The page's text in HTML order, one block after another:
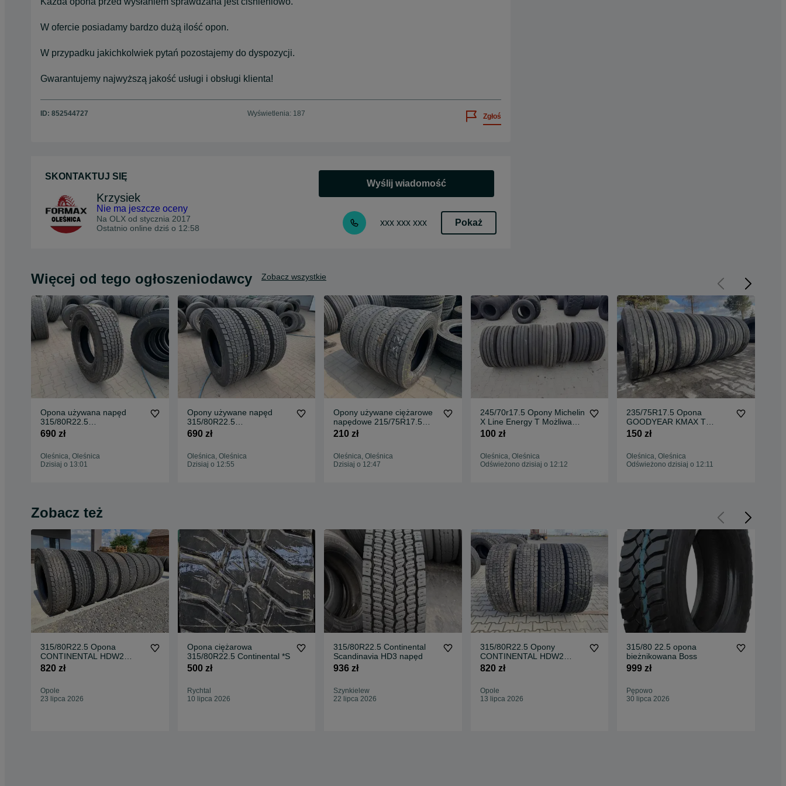
W ofercie posiadamy bardzo dużą ilość opon.
W przypadku jakichkolwiek pytań pozostajemy do dyspozycji.
Gwarantujemy najwyższą jakość usługi i obsługi klienta!
ID: 852544727 Wyświetlenia: 187 Zgłoś
SKONTAKTUJ SIĘ
Krzysiek
Nie ma jeszcze oceny
Na OLX od stycznia 2017
Ostatnio online dziś o 12:58
Wyślij wiadomość
xxx xxx xxx Pokaż
Więcej od tego ogłoszeniodawcy Zobacz wszystkie
Opona używana napęd
315/80R22.5
CONTINENTAL HDW2
690 zł
Oleśnica, Oleśnica
Dzisiaj o 13:01
Opony używane napęd
315/80R22.5
CONTINENTAL HDW2
690 zł
Oleśnica, Oleśnica
Dzisiaj o 12:55
Opony używane ciężarowe
napędowe 215/75R17.5
CONTINENTAL LDR1 7-
210 zł
Oleśnica, Oleśnica
Dzisiaj o 12:47
245/70r17.5 Opony Michelin
X Line Energy T Możliwa
Wysyłka Pogłębiane
100 zł
Oleśnica, Oleśnica
Odświeżono dzisiaj o 12:12
235/75R17.5 Opona
GOODYEAR KMAX T
Pogłębiane K MAX T
150 zł
Oleśnica, Oleśnica
Odświeżono dzisiaj o 12:11
Zobacz też
315/80R22.5 Opona
CONTINENTAL HDW2
Scandinavia
820 zł
Opole
23 lipca 2026
Opona ciężarowa
315/80R22.5 Continental *S
500 zł
Rychtal
10 lipca 2026
315/80R22.5 Continental
Scandinavia HD3 napęd
936 zł
Szynkielew
22 lipca 2026
315/80R22.5 Opony
CONTINENTAL HDW2
Napęd hdw
820 zł
Opole
13 lipca 2026
315/80 22.5 opona
bieżnikowana Boss
999 zł
Pępowo
30 lipca 2026